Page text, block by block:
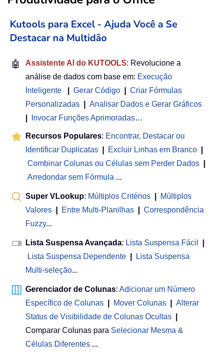
Kutools para Excel - Ajuda Você a Se
Destacar na Multidão
🤖 Assistente AI do KUTOOLS: Revolucione a
análise de dados com base em: Execução
Inteligente
Gerar Código
Criar Fórmulas
Personalizadas
Analisar Dados e Gerar Gráficos
Invocar Funções Aprimoradas…
Recursos Populares: Encontrar, Destacar ou
Identificar Duplicatas
Excluir Linhas em Branco
Combinar Colunas ou Células sem Perder Dados
Arredondar sem Fórmula ...
Super VLookup: Múltiplos Critérios
Múltiplos
Valores
Entre Multi-Planilhas
Correspondência
Fuzzy...
Lista Suspensa Avançada: Lista Suspensa Fácil
Lista Suspensa Dependente
Lista Suspensa
Multi-seleção...
Gerenciador de Colunas: Adicionar um Número
Específico de Colunas
Mover Colunas
Alterar
Status de Visibilidade de Colunas Ocultas
Comparar Colunas para Selecionar Mesma &
Células Diferentes ...